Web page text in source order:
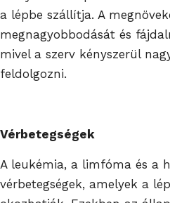
a lépbe szállítja. A
megnagyobbodását és
mivel a szerv kényszerül
feldolgozni.
Vérbetegségek
A leukémia, a limfóma és a
vérbetegségek, amelyek a